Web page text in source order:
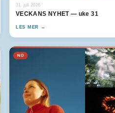
31. juli 2026
VECKANS NYHET — uke 31
LES MER →
NO